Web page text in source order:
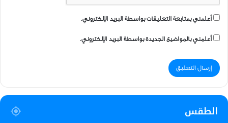
أعلمني بمتابعة التعليقات بواسطة البريد الإلكتروني.
أعلمني بالمواضيع الجديدة بواسطة البريد الإلكتروني.
الطقس